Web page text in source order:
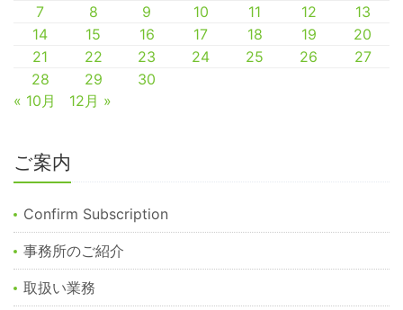
7
8 9 10 11 12
13
14
15 16 17 18 19
20
21
22 23 24 25 26
27
28
29
30
« 10月
12月 »
ご案内
Confirm Subscription
事務所のご紹介
取扱い業務